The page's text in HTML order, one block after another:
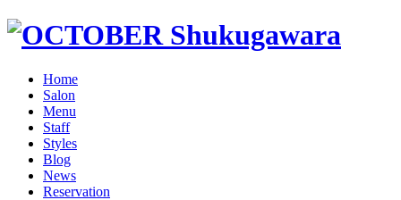
Home
Salon
Menu
Staff
Styles
Blog
News
Reservation